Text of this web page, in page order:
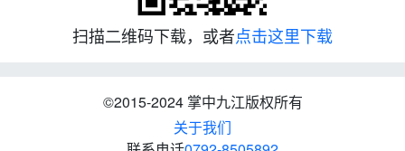
扫描二维码下载，或者点击这里下载
©2015-2024 掌中九江版权所有
关于我们